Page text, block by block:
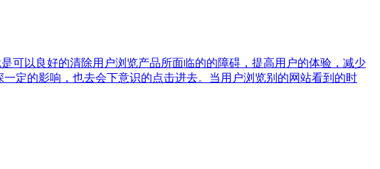
可以良好的清除用户浏览产品所面临的的障碍，提高用户的体验，减少
定的影响，也去会下意识的点击进去。当用户浏览别的网站看到的时